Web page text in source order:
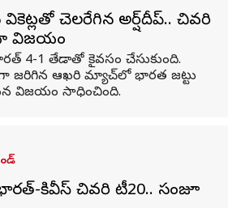
వికెట్లతో చెలరేగిన అర్ష్‌దీప్‌.. చివరి
విజయం
4-1 తేడాతో కైవసం చేసుకుంది.
జరిగిన ఆఖరి మ్యాచ్‌లో భారత జట్టు
విజయం సాధించింది.
కివీస్‌ చివరి టీ20.. సంజూ